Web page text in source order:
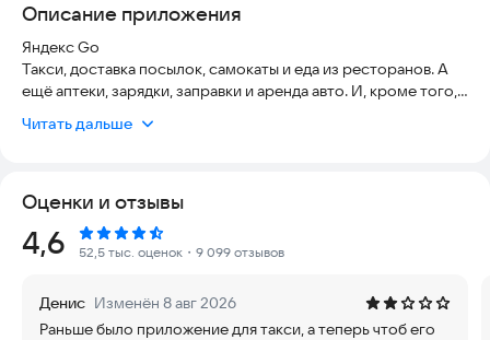
Описание приложения
Яндекс Go
Такси, доставка посылок, самокаты и еда из ресторанов. А
ещё аптеки, зарядки, заправки и аренда авто. И, кроме того,
«Эконом» — такси на каждый день. «Комфорт» и «Комфорт+»
— чтобы расслабиться в просторном салоне. «Минивэн» —
для большой компании, перевозки лыж, велосипеда или
поездок в аэропорт. «Вместе» — поездки с попутчиком и
городами.
Читать дальше
Оценки и отзывы
Рейтинг:
4,6 52,5 тыс. оценок ・9 099 отзывов
Денис Изменён 8 авг 2026
Раньше было приложение для такси, а теперь чтоб его